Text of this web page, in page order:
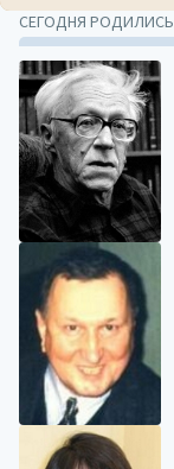
СЕГОДНЯ РОДИЛИСЬ